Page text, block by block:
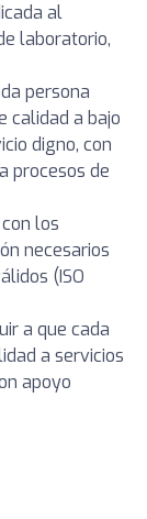
al
laboratorio,
persona
calidad a bajo
digno, con
procesos de
los
necesarios
(ISO
a que cada
a servicios
apoyo